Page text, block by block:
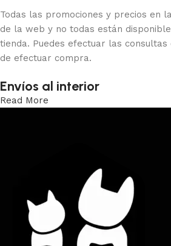
Todas las promociones y precios en
de la web y no todas están
tienda. Puedes efectuar las consultas
de efectuar compra.
Envíos al interior
Read More